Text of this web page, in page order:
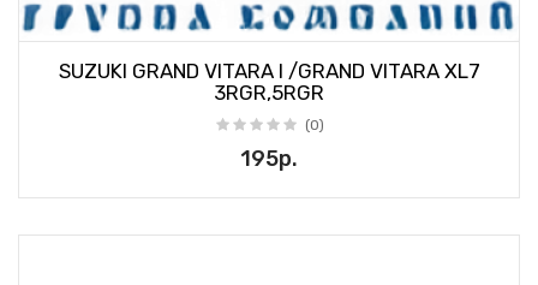
SUZUKI GRAND VITARA I /GRAND VITARA XL7
3RGR,5RGR
(0)
195р.